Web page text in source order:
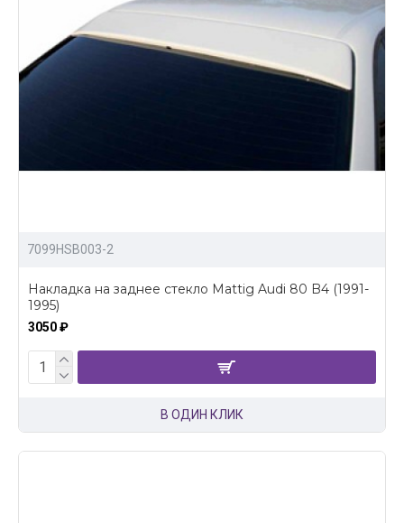
7099HSB003-2
Накладка на заднее стекло Mattig Audi 80 B4 (1991-
1995)
3050 ₽
В ОДИН КЛИК